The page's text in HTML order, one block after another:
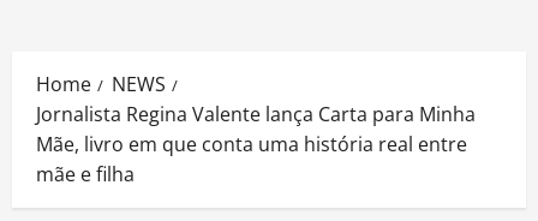
Home
NEWS
Jornalista Regina Valente lança Carta para Minha
Mãe, livro em que conta uma história real entre
mãe e filha